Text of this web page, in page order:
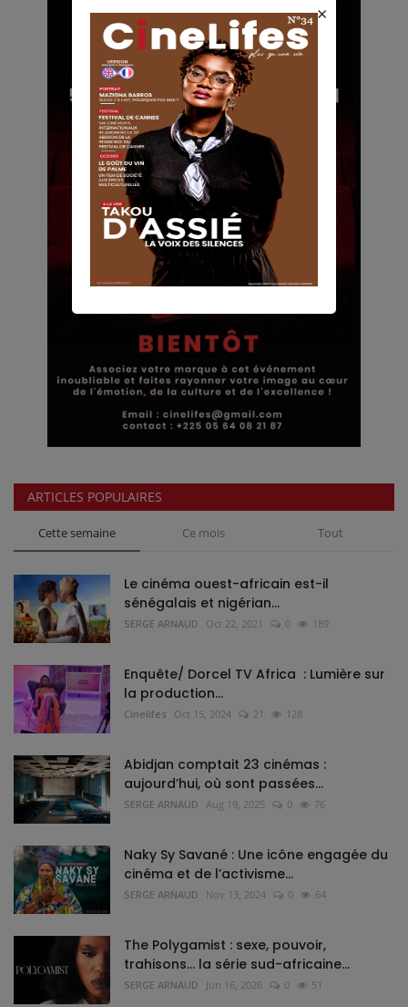
ARTICLES POPULAIRES
Cette semaine Ce mois Tout
Le cinéma ouest-africain est-il
sénégalais et nigérian...
SERGE ARNAUD Oct 22, 2021 0 189
Enquête/ Dorcel TV Africa : Lumière sur
la production...
Cinelifes Oct 15, 2024 21 128
Abidjan comptait 23 cinémas :
aujourd’hui, où sont passées...
SERGE ARNAUD Aug 19, 2025 0 76
Naky Sy Savané : Une icône engagée du
cinéma et de l’activisme...
SERGE ARNAUD Nov 13, 2024 0 64
The Polygamist : sexe, pouvoir,
trahisons… la série sud-africaine...
SERGE ARNAUD Jun 16, 2026 0 51
×